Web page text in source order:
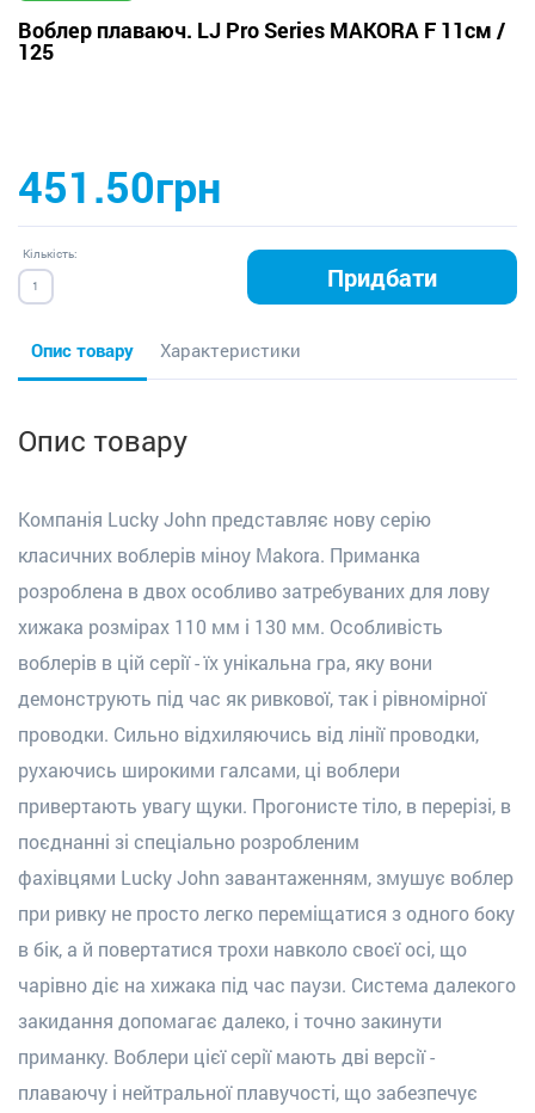
Воблер плаваюч. LJ Pro Series MAKORA F 11см /
125
451.50грн
Кількість:
Придбати
Опис товару Характеристики
Опис товару
Компанія Lucky John представляє нову серію
класичних воблерів міноу Makora. Приманка
розроблена в двох особливо затребуваних для лову
хижака розмірах 110 мм і 130 мм. Особливість
воблерів в цій серії - їх унікальна гра, яку вони
демонструють під час як ривкової, так і рівномірної
проводки. Сильно відхиляючись від лінії проводки,
рухаючись широкими галсами, ці воблери
привертають увагу щуки. Прогонисте тіло, в перерізі, в
поєднанні зі спеціально розробленим
фахівцями LuckyJohn завантаженням, змушує воблер
при ривку не просто легко переміщатися з одного боку
в бік, а й повертатися трохи навколо своєї осі, що
чарівно діє на хижака під час паузи. Система далекого
закидання допомагає далеко, і точно закинути
приманку. Воблери цієї серії мають дві версії -
плаваючу і нейтральної плавучості, що забезпечує